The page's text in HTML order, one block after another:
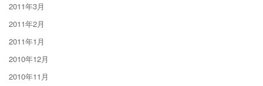
2011年3月
2011年2月
2011年1月
2010年12月
2010年11月